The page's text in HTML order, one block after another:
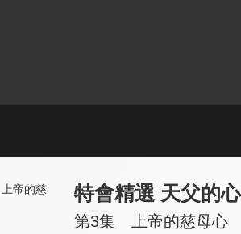
特會精選 天父的心
第3集 上帝的慈母心